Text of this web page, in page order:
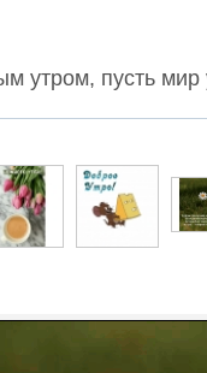
утром, пусть мир